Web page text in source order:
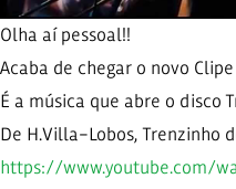
Olha aí pessoal!!
Acaba de chegar o novo
É a música que abre o disco
De H.Villa-Lobos, Trenzinho
https://www.youtube.com/